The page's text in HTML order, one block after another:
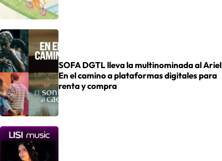
SOFA DGTL lleva la multinominada al Ariel
En el camino a plataformas digitales para
renta y compra